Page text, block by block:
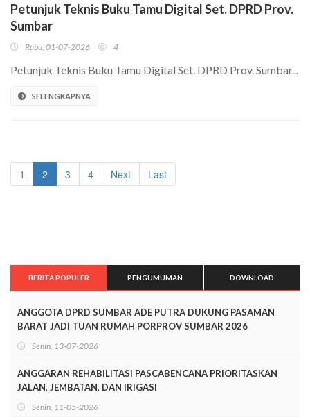
Petunjuk Teknis Buku Tamu Digital Set. DPRD Prov.
Sumbar
Rabu, 01-07-2026 4
Petunjuk Teknis Buku Tamu Digital Set. DPRD Prov. Sumbar...
SELENGKAPNYA
1 2 3 4 Next Last
BERITA POPULER PENGUMUMAN DOWNLOAD
ANGGOTA DPRD SUMBAR ADE PUTRA DUKUNG PASAMAN
BARAT JADI TUAN RUMAH PORPROV SUMBAR 2026
Senin, 13-07-2026
ANGGARAN REHABILITASI PASCABENCANA PRIORITASKAN
JALAN, JEMBATAN, DAN IRIGASI
Senin, 11-05-2026